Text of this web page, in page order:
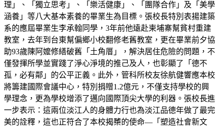
理」、「獨立思考」、「樂活健康」、「團隊合作」及「美學
涵養」等八大基本素養的畢業生為目標。張校長特別表揚建築
系的應屆畢業生李承翰同學，3年前他遠赴柬埔寨幫貧村重建
教室，去年到台東幫偏鄉小校翻修老舊教室，更在畢業前夕協
助93歲陳阿嬤修繕破舊「土角厝」，解決居住危險的問題，不
僅發揮所學並實踐了淨心淨境的推己及人，也彰顯了「德不
孤，必有鄰」的公平正義。此外，管科所校友徐航健響應本校
將籌建國際會議中心，特別捐贈1.2億元，不僅支持學校的興
學理念，更為學校增添了邁向國際頂尖大學的利器。張校長進
一步表示：這兩位淡江人的身體力行也為淡江品德年做了最完
美的詮釋，這也正符合了本校揭櫫的使命—「塑造社會新文